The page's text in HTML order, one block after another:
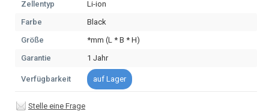
Zellentyp
Li-ion
Farbe
Black
Größe
*mm (L * B * H)
Garantie
1 Jahr
Verfügbarkeit auf Lager
Stelle eine Frage